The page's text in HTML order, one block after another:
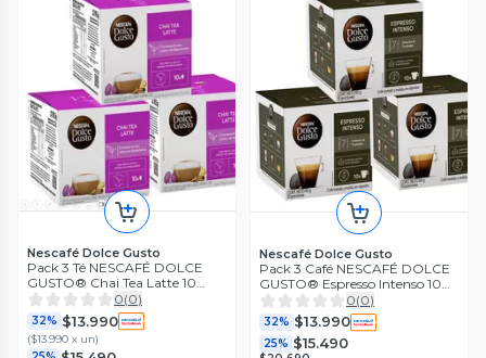
Nescafé Dolce Gusto
Pack 3 Té NESCAFÉ DOLCE
GUSTO® Chai Tea Latte 10
Cápsulas
0(0)
32% $13.990
($13.990 x un)
Nescafé Dolce Gusto
Pack 3 Café NESCAFÉ DOLCE
GUSTO® Espresso Intenso 10
Cápsulas
0(0)
32% $13.990
25% $15.490